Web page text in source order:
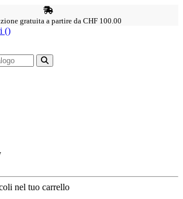
gratuita a partire da CHF 100.00
()
nel tuo carrello